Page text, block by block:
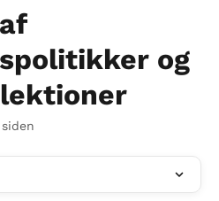
og